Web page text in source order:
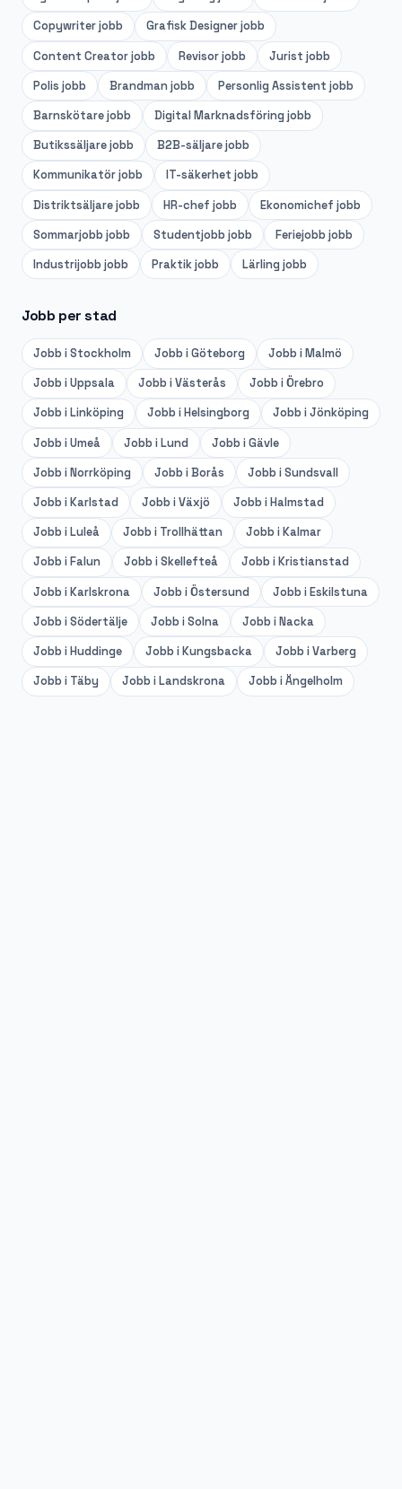
Copywriterjobb Grafisk Designerjobb
Content Creatorjobb Revisorjobb Jurist jobb
Polis jobb Brandman jobb Personlig Assistent jobb
Barnskötarejobb Digital Marknadsföring jobb
Butikssäljarejobb B2B-säljarejobb
Kommunikatörjobb IT-säkerhet jobb
Distriktsäljarejobb HR-chef jobb Ekonomichef jobb
Sommarjobb jobb Studentjobb jobb Feriejobb jobb
Industrijobb jobb Praktikjobb Lärling jobb
Jobb per stad
Jobb iStockholm Jobb iGöteborg Jobb iMalmö
Jobb iUppsala Jobb iVästerås Jobb iÖrebro
Jobb iLinköping Jobb iHelsingborg Jobb iJönköping
Jobb iUmeå Jobb iLund Jobb iGävle
Jobb iNorrköping Jobb iBorås Jobb iSundsvall
Jobb iKarlstad Jobb iVäxjö Jobb iHalmstad
Jobb iLuleå Jobb i Trollhättan Jobb iKalmar
Jobb iFalun Jobb iSkellefteå Jobb iKristianstad
Jobb iKarlskrona Jobb iÖstersund Jobb iEskilstuna
Jobb iSödertälje Jobb iSolna Jobb iNacka
Jobb iHuddinge Jobb iKungsbacka Jobb iVarberg
Jobb i Täby Jobb iLandskrona Jobb iÄngelholm